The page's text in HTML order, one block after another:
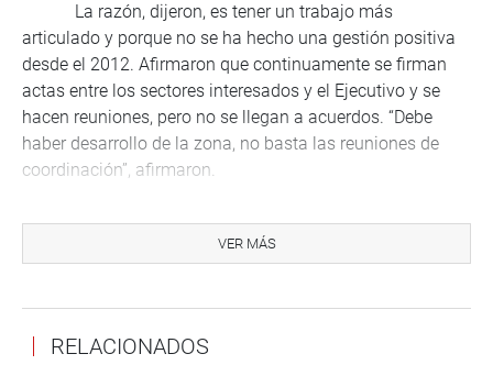
La razón, dijeron, es tener un trabajo más
articulado y porque no se ha hecho una gestión positiva
desde el 2012. Afirmaron que continuamente se firman
actas entre los sectores interesados y el Ejecutivo y se
hacen reuniones, pero no se llegan a acuerdos. “Debe
haber desarrollo de la zona, no basta las reuniones de
coordinación”, afirmaron.
de producción y el mercado si optasen por el cultivo del
café y el cacao. Para los productores, “la columna
soluciona esos problemas; otros dijeron que no aceptarán
VER MÁS
RELACIONADOS